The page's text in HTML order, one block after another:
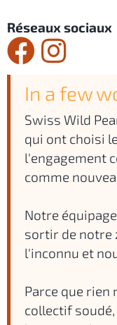
Réseaux sociaux
In a few
Swiss Wild
qui ont choisi
l'engagement
comme
Notre
sortir de notre
l'inconnu et
Parce que rien
collectif